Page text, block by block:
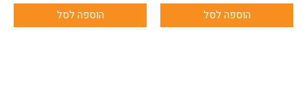
הוספה לסל הוספה לסל